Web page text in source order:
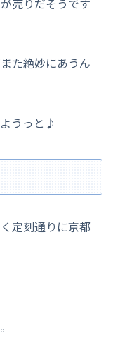
た絶妙にあうん
うっと♪
定刻通りに京都